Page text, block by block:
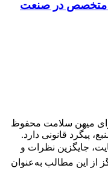
متخصص در صنعت
میهن سلامت محفوظ
پیگرد قانونی دارد.
جایگزین نظرات و
این مطالب به‌عنوان